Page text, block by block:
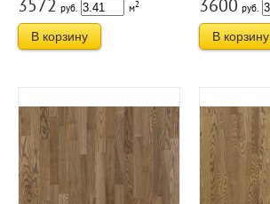
3572 руб. м2
В корзину
3600 руб.
В корзину